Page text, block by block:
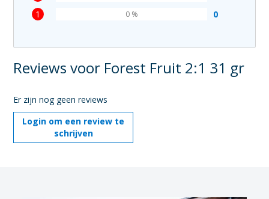
1 0
0 %
Reviews voor Forest Fruit 2:1 31 gr
Er zijn nog geen reviews
Login om een review te
schrijven